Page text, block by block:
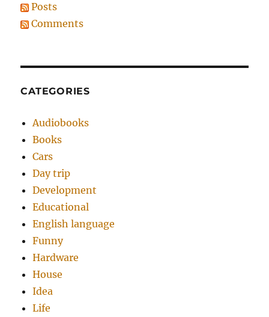
Posts
Comments
CATEGORIES
Audiobooks
Books
Cars
Day trip
Development
Educational
English language
Funny
Hardware
House
Idea
Life